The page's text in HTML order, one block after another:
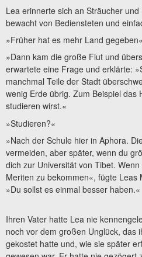
Lea erinnerte sich an Sträucher
bewacht von Bediensteten und
»Früher hat es mehr Land
»Dann kam die große Flut und
erwartete eine Frage und erklärte:
manchmal Teile der Stadt
wenig Erde übrig. Zum Beispiel das
studieren wirst.«
»Studieren?«
»Nach der Schule hier in Aphora.
vermeiden, aber später, wenn du
dich zur Universität von Tibet.
Meriten zu bekommen«, fügte Leas
»Du sollst es einmal besser haben.«
Ihren Vater hatte Lea nie
noch vor dem großen Unglück, das
gekostet hatte und, wie sie später